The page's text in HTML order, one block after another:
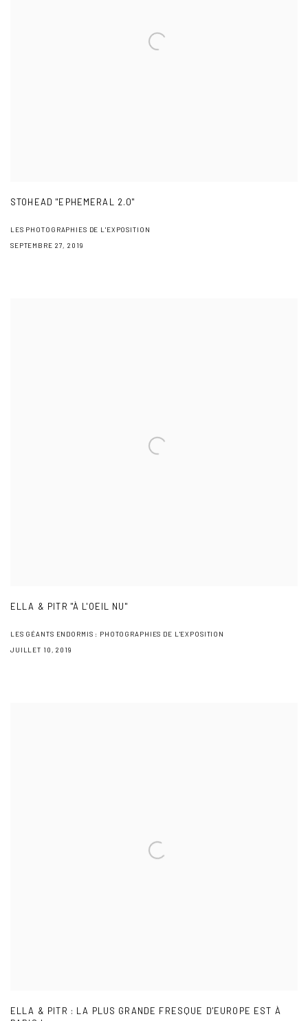
STOHEAD "EPHEMERAL 2.0"
LES PHOTOGRAPHIES DE L'EXPOSITION
SEPTEMBRE 27, 2019
ELLA & PITR "À L'OEIL NU"
LES GÉANTS ENDORMIS : PHOTOGRAPHIES DE L'EXPOSITION
JUILLET 10, 2019
ELLA & PITR : LA PLUS GRANDE FRESQUE D'EUROPE EST À